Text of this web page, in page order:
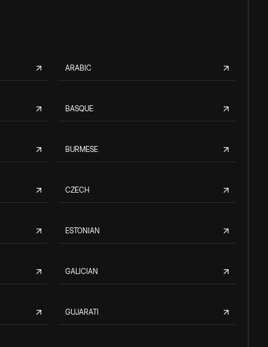
ARABIC
BASQUE
BURMESE
CZECH
ESTONIAN
GALICIAN
GUJARATI